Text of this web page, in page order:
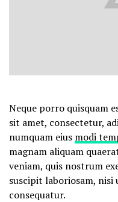
Neque porro quisquam
sit amet, consectetur,
numquam eius modi
magnam aliquam
veniam, quis nostrum
suscipit laboriosam, nisi
consequatur.